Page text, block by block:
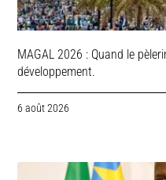
MAGAL 2026 : Quand le
développement.
6 août 2026